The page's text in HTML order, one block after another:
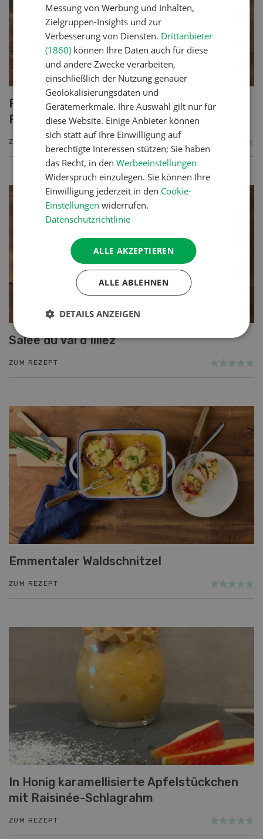
Poulet mit Spinat-Dörrtomaten-
Rahmsauce
ZUM REZEPT
Salée du Val d’Illiez
ZUM REZEPT
Emmentaler Waldschnitzel
ZUM REZEPT
In Honig karamellisierte Apfelstückchen
mit Raisinée-Schlagrahm
ZUM REZEPT
Messung von Werbung und Inhalten,
Zielgruppen-Insights und zur
Verbesserung von Diensten. Drittanbieter
(1860) können Ihre Daten auch für diese
und andere Zwecke verarbeiten,
einschließlich der Nutzung genauer
Geolokalisierungsdaten und
Gerätemerkmale. Ihre Auswahl gilt nur für
diese Website. Einige Anbieter können
sich statt auf Ihre Einwilligung auf
berechtigte Interessen stützen; Sie haben
das Recht, in denWerbeeinstellungen
Widerspruch einzulegen. Sie können Ihre
Einwilligung jederzeit in den Cookie-
Einstellungen widerrufen.
Datenschutzrichtlinie
ALLE AKZEPTIEREN
ALLE ABLEHNEN
DETAILS ANZEIGEN